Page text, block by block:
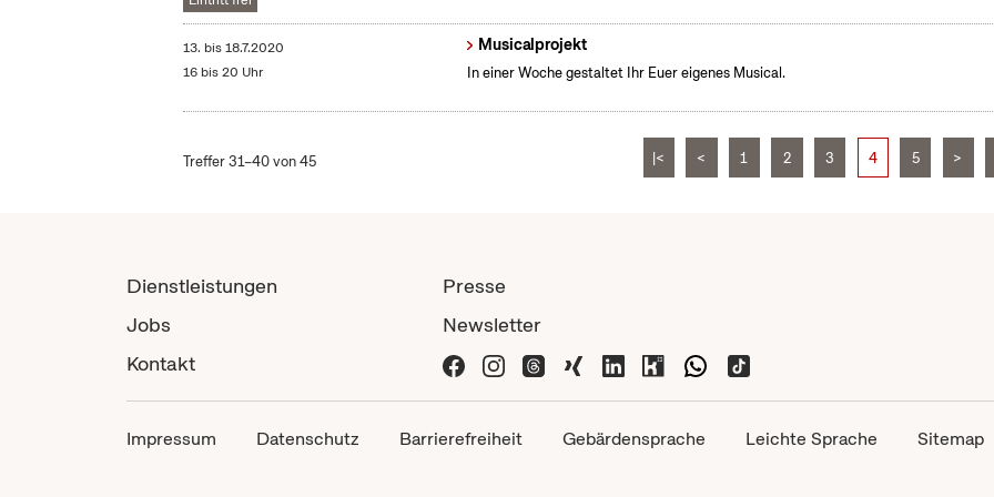
13. bis18.7.2020
16 bis 20 Uhr
Musicalprojekt
In einer Woche gestaltet Ihr Euer eigenes Musical.
Treffer 31–40 von 45 |< < 1 2 3 4 5 >
Dienstleistungen
Jobs
Kontakt
Presse
Newsletter
Impressum Datenschutz Barrierefreiheit Gebärdensprache Leichte Sprache Sitemap